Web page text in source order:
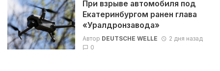
При взрыве автомобиля под
Екатеринбургом ранен глава
«Уралдронзавода»
Автор DEUTSCHE WELLE
2 дня назад
0